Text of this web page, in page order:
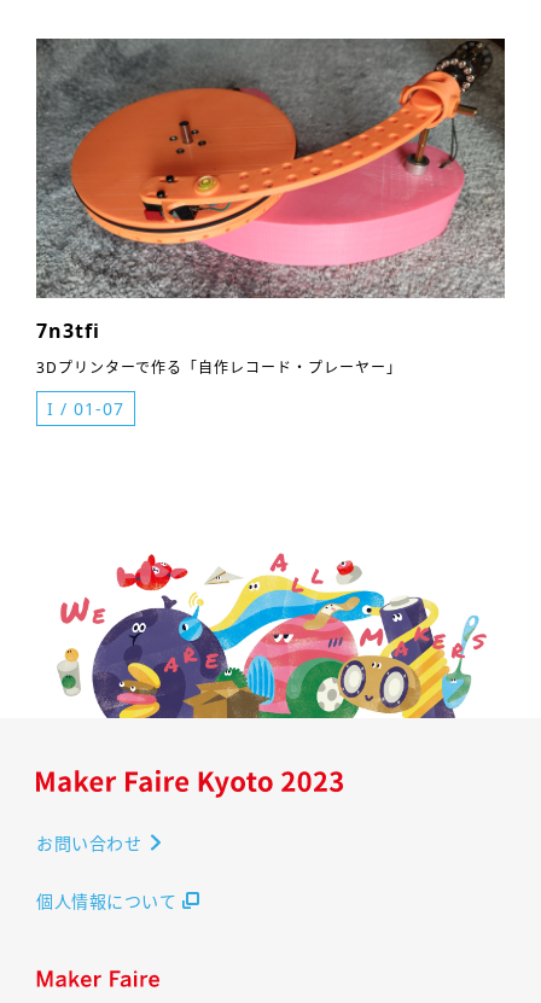
7n3tfi
3Dプリンターで作る「自作レコード・プレーヤー」
I / 01-07
お問い合わせ
個人情報について